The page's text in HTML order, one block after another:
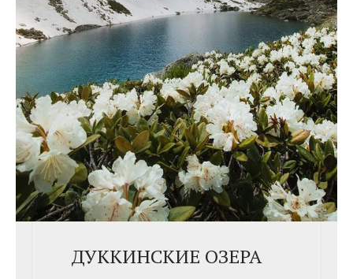
ДУККИНСКИЕ ОЗЕРА